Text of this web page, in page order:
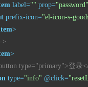
label="" prop="password"
prefix-icon="el-icon-s-
>
>
>
type="primary">登录
type="info" @click=